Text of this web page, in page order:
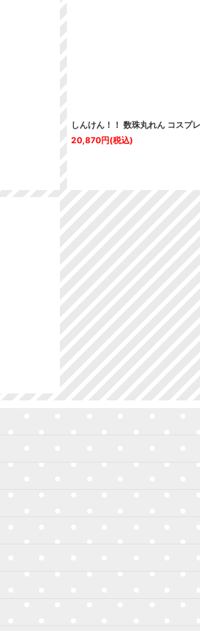
しんけん！！ 数珠丸れん コスプ
20,870円(税込)